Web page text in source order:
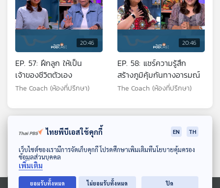
ดาวน์โหลด Thai PBS Podcast Application
20:46
EP. 57: ฝึกลูก ให้เป็น
เจ้าของชีวิตตัวเอง
The Coach (ห้องที่ปรึกษา)
20:46
EP. 58: แชร์ความรู้สึก
สร้างภูมิคุ้มกันทางอารมณ์
The Coach (ห้องที่ปรึกษา)
ตอนที่เกี่ยวข้องไทยพีบีเอสใช้คุกกี้ EN TH
เว็บไซต์ของเรามีการจัดเก็บคุกกี้ โปรดศึกษาเพิ่มเติมที่นโยบายคุ้มครอง
ข้อมูลส่วนบุคคล
เพิ่มเติม
ยอมรับทั้งหมด ไม่ยอมรับทั้งหมด ปิด